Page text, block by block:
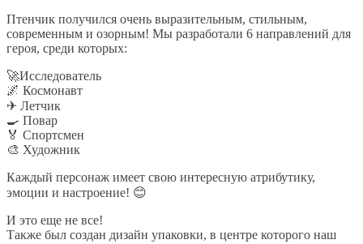
Птенчик получился очень выразительным, стильным,
современным и озорным! Мы разработали 6 направлений для
героя, среди которых:
🚀Исследователь
🌌 Космонавт
✈ Летчик
🍳 Повар
🏅 Спортсмен
🎨 Художник
Каждый персонаж имеет свою интересную атрибутику,
эмоции и настроение! 😊
И это еще не все!
Также был создан дизайн упаковки, в центре которого наш